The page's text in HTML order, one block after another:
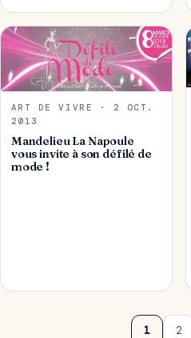
ART DE VIVRE · 2 OCT.
2013
Mandelieu La Napoule
vous invite à son défilé de
mode !
Navigation des pages
1 2